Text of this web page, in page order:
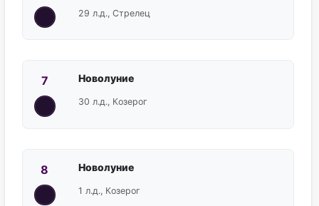
29 л.д., Стрелец
7 Новолуние
30 л.д., Козерог
8 Новолуние
1 л.д., Козерог